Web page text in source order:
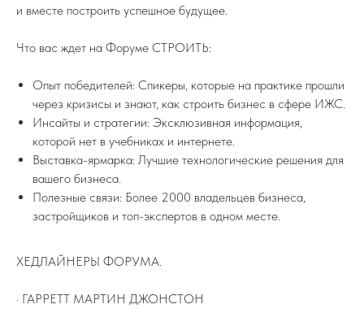
и вместе построить успешное будущее.
Что вас ждет на Форуме СТРОИТЬ:
Опыт победителей: Спикеры, которые на практике прошли
через кризисы и знают, как строить бизнес в сфере ИЖС.
Инсайты и стратегии: Эксклюзивная информация,
которой нет в учебниках и интернете.
Выставка-ярмарка: Лучшие технологические решения для
вашего бизнеса.
Полезные связи: Более 2000 владельцев бизнеса,
застройщиков и топ-экспертов в одном месте.
ХЕДЛАЙНЕРЫ ФОРУМА.
· ГАРРЕТТ МАРТИН ДЖОНСТОН
8 (800) 77-00-180
На канале вы найдете самую свежую
информацию о всех событиях связанных
с ИЖС.
ПОДПИСЫВАЙТЕСЬ НА TELEGRAM
ФЕДЕРАЦИИ ИЖС
TELEGRAM